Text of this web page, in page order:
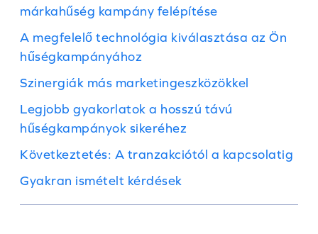
márkahűség kampány felépítése
A megfelelő technológia kiválasztása az Ön
hűségkampányához
Szinergiák más marketingeszközökkel
Legjobb gyakorlatok a hosszú távú
hűségkampányok sikeréhez
Következtetés: A tranzakciótól a kapcsolatig
Gyakran ismételt kérdések